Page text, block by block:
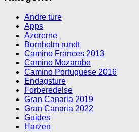
Andre ture
Apps
Azorerne
Bornholm rundt
Camino Frances 2013
Camino Mozarabe
Camino Portuguese 2016
Endagsture
Forberedelse
Gran Canaria 2019
Gran Canaria 2022
Guides
Harzen